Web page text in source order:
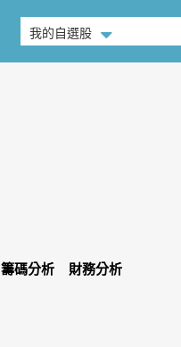
我的自選股
籌碼分析 財務分析